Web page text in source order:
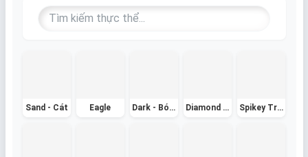
Sand - Cát Eagle Dark - Bóng Tối Diamond - Kim Cương Spikey Trident - Đinh Ba Gai